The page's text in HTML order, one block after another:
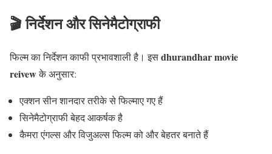
🎬 निर्देशन और सिनेमैटोग्राफी
फिल्म का निर्देशन काफी प्रभावशाली है। इसdhurandhar movie
reivewके अनुसार:
एक्शन सीन शानदार तरीके से फिल्माए गए हैं
सिनेमैटोग्राफी बेहद आकर्षक है
कैमरा एंगल्स और विजुअल्स फिल्म को और बेहतर बनाते हैं